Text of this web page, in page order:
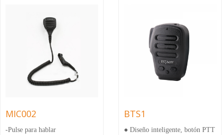
MIC002
-Pulse para hablar
BTS1
● Diseño inteligente, botón PTT